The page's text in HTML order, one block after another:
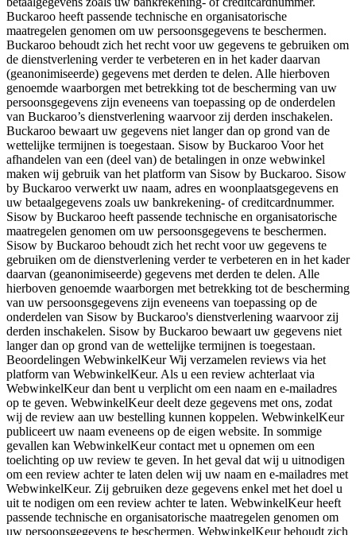
Buckaroo heeft passende technische en organisatorische
maatregelen genomen om uw persoonsgegevens te beschermen.
Buckaroo behoudt zich het recht voor uw gegevens te gebruiken om
de dienstverlening verder te verbeteren en in het kader daarvan
(geanonimiseerde) gegevens met derden te delen. Alle hierboven
genoemde waarborgen met betrekking tot de bescherming van uw
persoonsgegevens zijn eveneens van toepassing op de onderdelen
van Buckaroo’s dienstverlening waarvoor zij derden inschakelen.
Buckaroo bewaart uw gegevens niet langer dan op grond van de
wettelijke termijnen is toegestaan. Sisow by Buckaroo Voor het
afhandelen van een (deel van) de betalingen in onze webwinkel
maken wij gebruik van het platform van Sisow by Buckaroo. Sisow
by Buckaroo verwerkt uw naam, adres en woonplaatsgegevens en
uw betaalgegevens zoals uw bankrekening- of creditcardnummer.
Sisow by Buckaroo heeft passende technische en organisatorische
maatregelen genomen om uw persoonsgegevens te beschermen.
Sisow by Buckaroo behoudt zich het recht voor uw gegevens te
gebruiken om de dienstverlening verder te verbeteren en in het kader
daarvan (geanonimiseerde) gegevens met derden te delen. Alle
hierboven genoemde waarborgen met betrekking tot de bescherming
van uw persoonsgegevens zijn eveneens van toepassing op de
onderdelen van Sisow by Buckaroo's dienstverlening waarvoor zij
derden inschakelen. Sisow by Buckaroo bewaart uw gegevens niet
langer dan op grond van de wettelijke termijnen is toegestaan.
Beoordelingen WebwinkelKeur Wij verzamelen reviews via het
platform van WebwinkelKeur. Als u een review achterlaat via
WebwinkelKeur dan bent u verplicht om een naam en e-mailadres
op te geven. WebwinkelKeur deelt deze gegevens met ons, zodat
wij de review aan uw bestelling kunnen koppelen. WebwinkelKeur
publiceert uw naam eveneens op de eigen website. In sommige
gevallen kan WebwinkelKeur contact met u opnemen om een
toelichting op uw review te geven. In het geval dat wij u uitnodigen
om een review achter te laten delen wij uw naam en e-mailadres met
WebwinkelKeur. Zij gebruiken deze gegevens enkel met het doel u
uit te nodigen om een review achter te laten. WebwinkelKeur heeft
passende technische en organisatorische maatregelen genomen om
uw persoonsgegevens te beschermen. WebwinkelKeur behoudt zich